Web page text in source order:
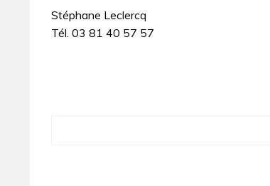
Stéphane Leclercq
Tél. 03 81 40 57 57